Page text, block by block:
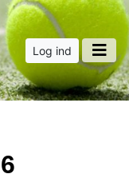
Log ind